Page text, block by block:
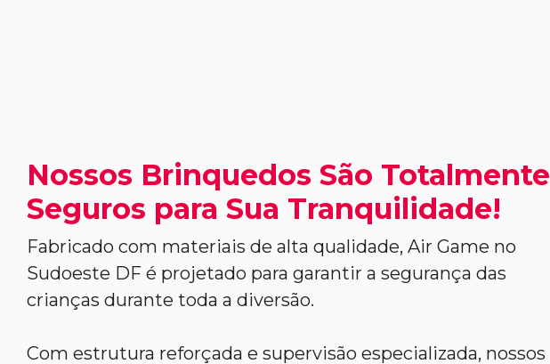
Nossos Brinquedos São Totalmente
Seguros para Sua Tranquilidade!
Fabricado com materiais de alta qualidade, Air Game no
Sudoeste DF é projetado para garantir a segurança das
crianças durante toda a diversão.
Com estrutura reforçada e supervisão especializada, nossos